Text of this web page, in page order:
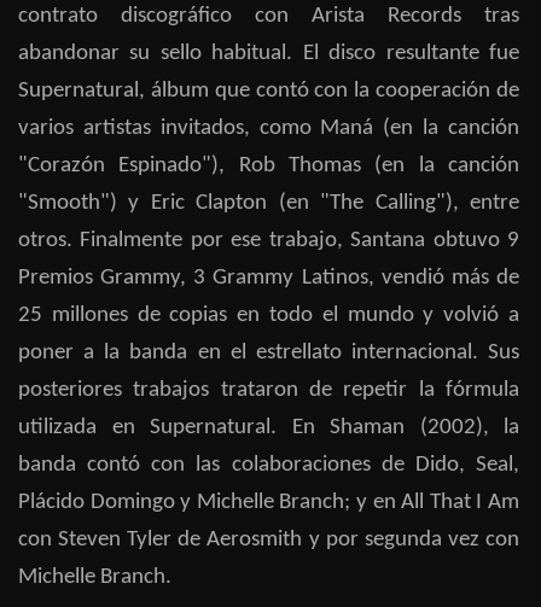
contrato discográfico con Arista Records tras
abandonar su sello habitual. El disco resultante fue
Supernatural, álbum que contó con la cooperación de
varios artistas invitados, como Maná (en la canción
"Corazón Espinado"), Rob Thomas (en la canción
"Smooth") y Eric Clapton (en "The Calling"), entre
otros. Finalmente por ese trabajo, Santana obtuvo 9
Premios Grammy, 3 Grammy Latinos, vendió más de
25 millones de copias en todo el mundo y volvió a
poner a la banda en el estrellato internacional. Sus
posteriores trabajos trataron de repetir la fórmula
utilizada en Supernatural. En Shaman (2002), la
banda contó con las colaboraciones de Dido, Seal,
Plácido Domingo y Michelle Branch; y en All That I Am
con Steven Tyler de Aerosmith y por segunda vez con
Michelle Branch.​